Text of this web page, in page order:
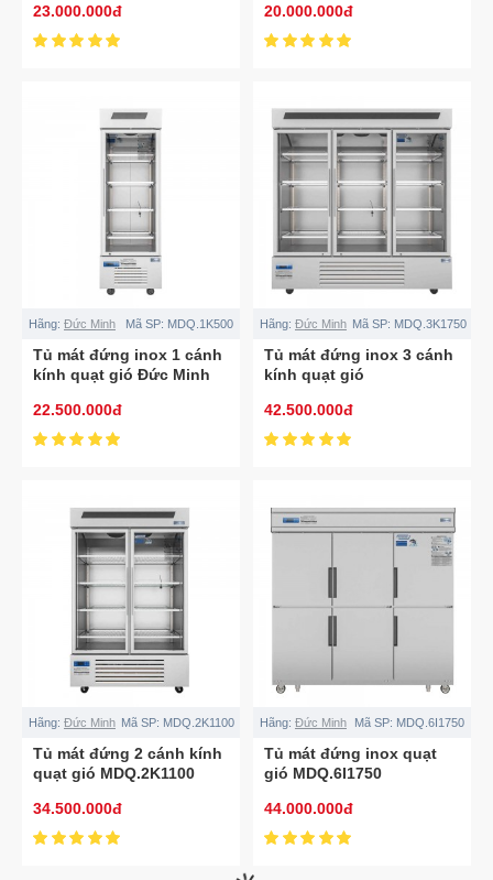
23.000.000đ
20.000.000đ
Hãng: Đức Minh Mã SP: MDQ.1K500
Tủ mát đứng inox 1 cánh
kính quạt gió Đức Minh
22.500.000đ
Hãng: Đức Minh Mã SP: MDQ.3K1750
Tủ mát đứng inox 3 cánh
kính quạt gió
42.500.000đ
Hãng: Đức Minh Mã SP: MDQ.2K1100
Tủ mát đứng 2 cánh kính
quạt gió MDQ.2K1100
34.500.000đ
Hãng: Đức Minh Mã SP: MDQ.6I1750
Tủ mát đứng inox quạt
gió MDQ.6I1750
44.000.000đ